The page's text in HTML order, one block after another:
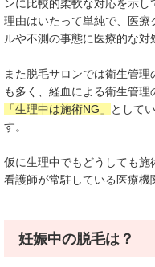
ンに比較的柔軟な対応を示し
理由はいたって単純で、医
ルや不測の事態に医療的な対
また脱毛サロンでは衛生管
も多く、経血による衛生管
「生理中は施術NG」
として
す。
仮に生理中でもどうしても施
看護師が常駐している医療機
妊娠中の脱毛は？